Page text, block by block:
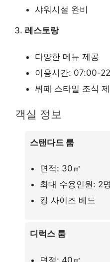
샤워시설 완비
레스토랑
다양한 메뉴 제공
이용시간: 07:00-
뷔페 스타일 조식
객실 정보
스탠다드 룸
면적: 30㎡
최대 수용인원: 2명
킹 사이즈 베드
디럭스 룸
면적: 40㎡